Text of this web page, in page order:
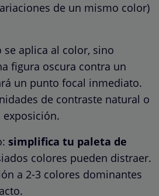
de un mismo color)
se aplica al color, sino
figura oscura contra un
un punto focal inmediato.
de contraste natural o
exposición.
simplifica tu paleta de
colores pueden distraer.
a 2-3 colores dominantes